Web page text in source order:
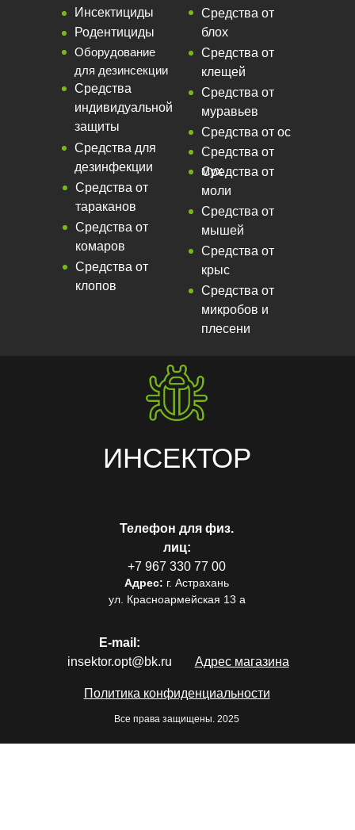
ИНСЕКТОР
Все права защищены. 2025
Телефон для физ.
лиц:
+7 967 330 77 00
Средства от
микробов и
плесени
Средства от
крыс
Средства от
мышей
Средства от
моли
Средства от
мух
Средства от ос
Адрес: г. Астрахань
ул. Красноармейская 13 а
E-mail:
insektor.opt@bk.ru
Политика конфиденциальности
Адрес магазина
Средства от
муравьев
Средства от
клещей
Средства от
блох
Средства от
клопов
Средства от
комаров
Средства от
тараканов
Средства для
дезинфекции
Средства
индивидуальной
защиты
Оборудование
для дезинсекции
Родентициды
Инсектициды